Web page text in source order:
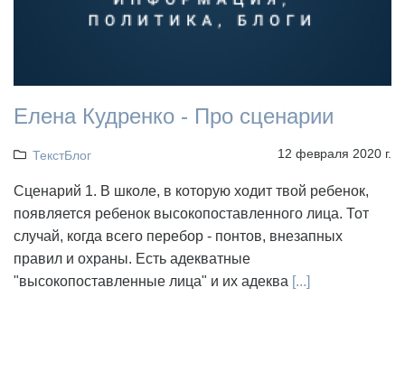
Елена Кудренко - Про сценарии
ТекстБлог 12 февраля 2020 г.
Сценарий 1. В школе, в которую ходит твой ребенок,
появляется ребенок высокопоставленного лица. Тот
случай, когда всего перебор - понтов, внезапных
правил и охраны. Есть адекватные
"высокопоставленные лица" и их адеква [...]